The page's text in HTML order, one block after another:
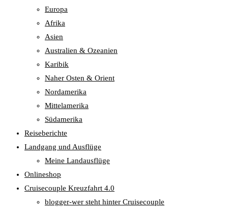
Europa
Afrika
Asien
Australien & Ozeanien
Karibik
Naher Osten & Orient
Nordamerika
Mittelamerika
Südamerika
Reiseberichte
Landgang und Ausflüge
Meine Landausflüge
Onlineshop
Cruisecouple Kreuzfahrt 4.0
blogger-wer steht hinter Cruisecouple